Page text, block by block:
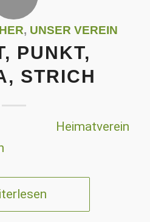
, UNSER VEREIN
PUNKT,
STRICH